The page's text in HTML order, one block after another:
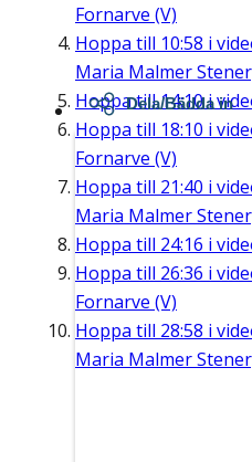
Fornarve (V)
Hoppa till 10:58 i
Maria Malmer
Hoppa till14:10i
Hoppa till 18:10 i
Fornarve (V)
Hoppa till 21:40 i
Maria Malmer
Hoppa till 24:16 i
Hoppa till 26:36 i
Fornarve (V)
Hoppa till 28:58 i
Maria Malmer
Dela/Bädda in